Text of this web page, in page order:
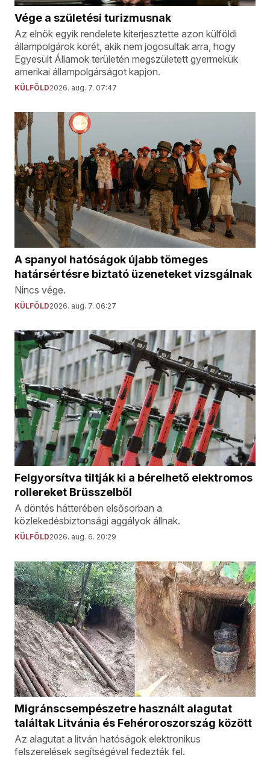
Vége a születési turizmusnak
Az elnök egyik rendelete kiterjesztette azon külföldi
állampolgárok körét, akik nem jogosultak arra, hogy
Egyesült Államok területén megszületett gyermekük
amerikai állampolgárságot kapjon.
KÜLFÖLD2026. aug. 7. 07:47
A spanyol hatóságok újabb tömeges
határsértésre biztató üzeneteket vizsgálnak
Nincs vége.
KÜLFÖLD2026. aug. 7. 06:27
Felgyorsítva tiltják ki a bérelhető elektromos
rollereket Brüsszelből
A döntés hátterében elsősorban a
közlekedésbiztonsági aggályok állnak.
KÜLFÖLD2026. aug. 6. 20:29
Migránscsempészetre használt alagutat
találtak Litvánia és Fehéroroszország között
Az alagutat a litván hatóságok elektronikus
felszerelések segítségével fedezték fel.